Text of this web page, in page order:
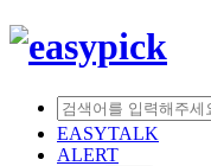
EASYTALK
ALERT